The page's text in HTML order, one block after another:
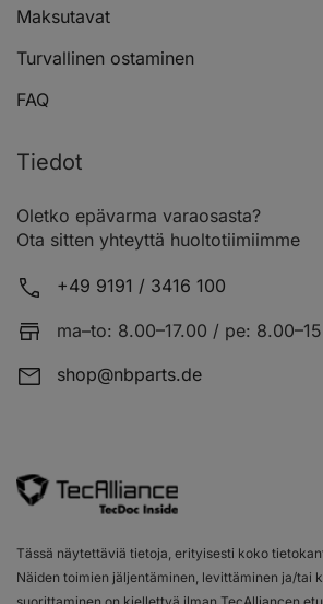
Maksutavat
Turvallinen ostaminen
FAQ
Tiedot
Oletko epävarma varaosasta?
Ota sitten yhteyttä huoltotiimiimme
+49 9191 / 3416 100
ma–to: 8.00–17.00 / pe:
shop@nbparts.de
Tässä näytettäviä tietoja, erityisesti koko
Näiden toimien jäljentäminen, levittäminen ja/tai